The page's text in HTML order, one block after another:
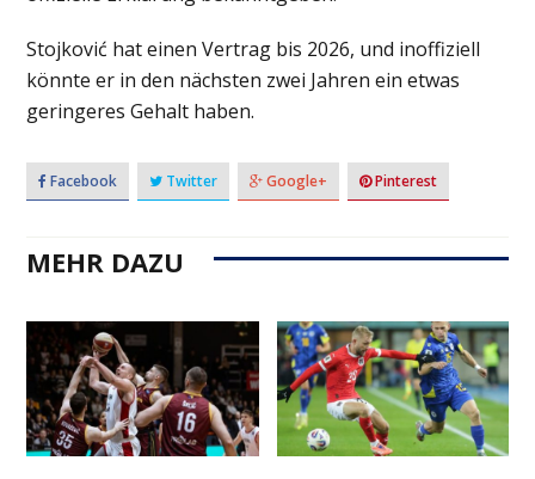
Stojković hat einen Vertrag bis 2026, und inoffiziell
könnte er in den nächsten zwei Jahren ein etwas
geringeres Gehalt haben.
Facebook Twitter Google+ Pinterest
MEHR DAZU